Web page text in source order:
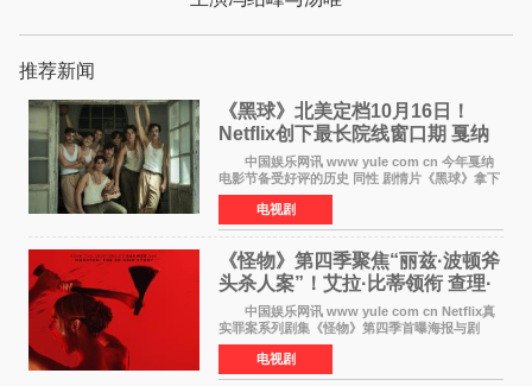
推荐新闻
《黑球》北美定档10月16日！
Netflix创下最长院线窗口期 戛纳
最佳导演加持
中国娱乐网讯 www yule com cn 今年戛纳
电影节备受好评的历史 同性 剧情片《黑球》拿下
Netflix美国发行电影的最长院线放映期——该片
最新定档今年10月16日美国影院上映（此前定档
11月6日，如
电视剧
《怪物》第四季聚焦“丽兹·波顿斧
头杀人案”！艾拉·比蒂领衔 查理·
汉纳姆、莎拉·保
中国娱乐网讯 www yule com cn Netflix真
实罪案系列剧集《怪物》第四季首曝海报与剧
照，聚焦鹅妈妈童谣亦有记载的著名血腥杀人案
——丽兹·波顿砍死生父与继母案。 本季由艾
拉·比蒂饰
电视剧